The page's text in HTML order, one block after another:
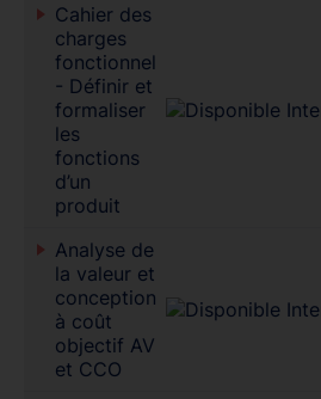
Cahier des
charges
fonctionnel
- Définir et
formaliser
les
fonctions
d’un
produit
Analyse de
la valeur et
conception
à coût
objectif AV
et CCO